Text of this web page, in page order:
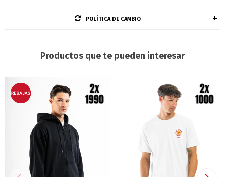
POLÍTICA DE CAMBIO
Productos que te pueden interesar